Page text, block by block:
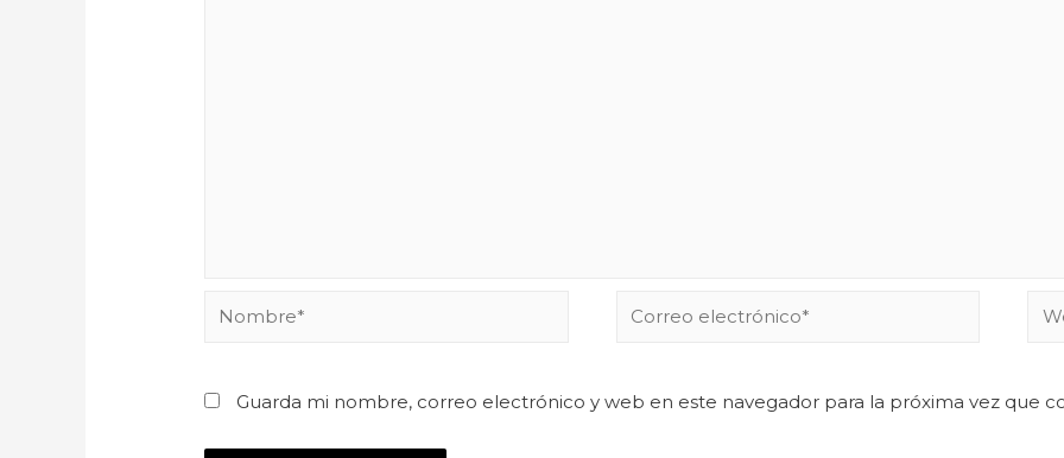
Guarda mi nombre, correo electrónico y web en este navegador para la próxima vez que